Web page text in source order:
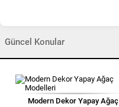
Güncel Konular
Modern Dekor Yapay Ağaç